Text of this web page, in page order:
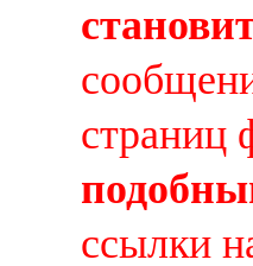
страниц
ссылки